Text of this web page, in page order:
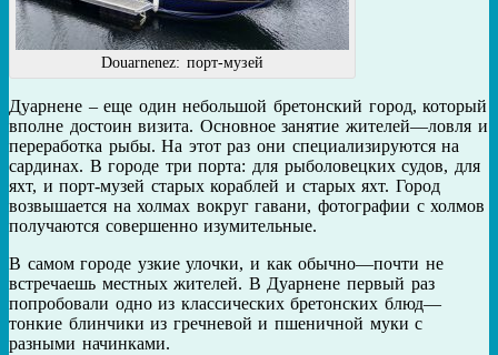
Douarnenez: порт-музей
Дуарнене – еще один небольшой бретонский город, который
вполне достоин визита. Основное занятие жителей—ловля и
переработка рыбы. На этот раз они специализируются на
сардинах. В городе три порта: для рыболовецких судов, для
яхт, и порт-музей старых кораблей и старых яхт. Город
возвышается на холмах вокруг гавани, фотографии с холмов
получаются совершенно изумительные.
В самом городе узкие улочки, и как обычно—почти не
встречаешь местных жителей. В Дуарнене первый раз
попробовали одно из классических бретонских блюд—
тонкие блинчики из гречневой и пшеничной муки с
разными начинками.